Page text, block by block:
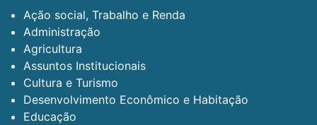
Ação social, Trabalho e Renda
Administração
Agricultura
Assuntos Institucionais
Cultura e Turismo
Desenvolvimento Econômico e Habitação
Educação